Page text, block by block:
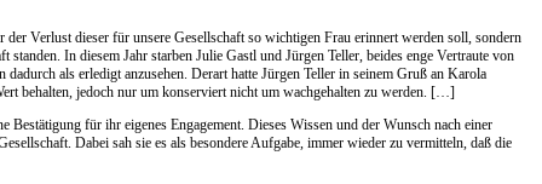
Verlust dieser für unsere Gesellschaft so wichtigen Frau erinnert werden soll, sondern
In diesem Jahr starben Julie Gastl und Jürgen Teller, beides enge Vertraute von
als erledigt anzusehen. Derart hatte Jürgen Teller in seinem Gruß an Karola
behalten, jedoch nur um konserviert nicht um wachgehalten zu werden. […]
für ihr eigenes Engagement. Dieses Wissen und der Wunsch nach einer
Dabei sah sie es als besondere Aufgabe, immer wieder zu vermitteln, daß die